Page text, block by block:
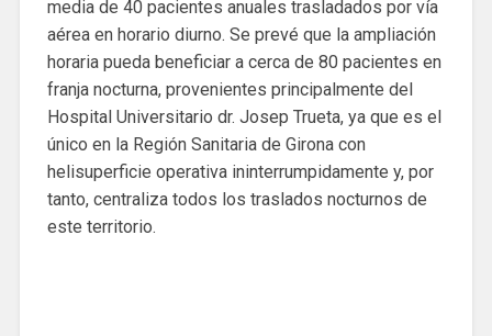
media de 40 pacientes anuales trasladados por vía
aérea en horario diurno. Se prevé que la ampliación
horaria pueda beneficiar a cerca de 80 pacientes en
franja nocturna, provenientes principalmente del
Hospital Universitario dr. Josep Trueta, ya que es el
único en la Región Sanitaria de Girona con
helisuperficie operativa ininterrumpidamente y, por
tanto, centraliza todos los traslados nocturnos de
este territorio.